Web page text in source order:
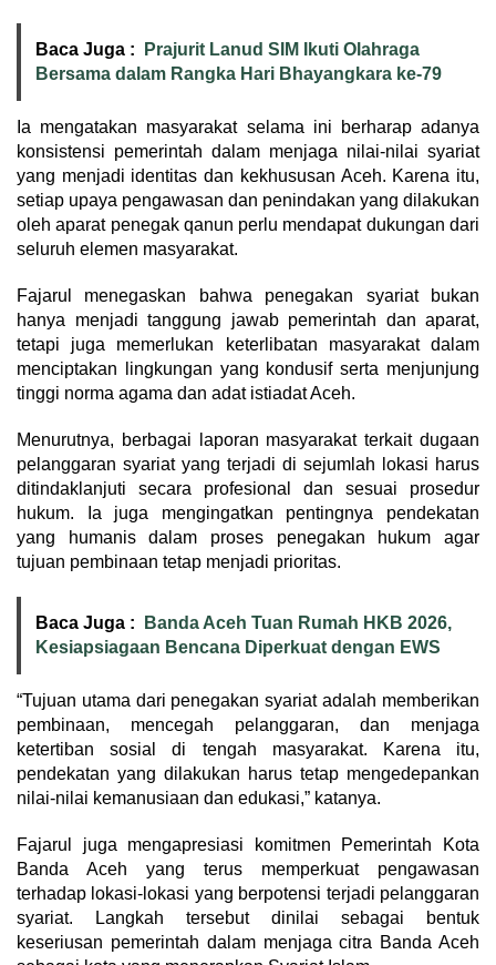
Baca Juga :
Prajurit Lanud SIM Ikuti Olahraga
Bersama dalam Rangka Hari Bhayangkara ke-79
Ia mengatakan masyarakat selama ini berharap adanya
konsistensi pemerintah dalam menjaga nilai-nilai syariat
yang menjadi identitas dan kekhususan Aceh. Karena itu,
setiap upaya pengawasan dan penindakan yang dilakukan
oleh aparat penegak qanun perlu mendapat dukungan dari
seluruh elemen masyarakat.
Fajarul menegaskan bahwa penegakan syariat bukan
hanya menjadi tanggung jawab pemerintah dan aparat,
tetapi juga memerlukan keterlibatan masyarakat dalam
menciptakan lingkungan yang kondusif serta menjunjung
tinggi norma agama dan adat istiadat Aceh.
Menurutnya, berbagai laporan masyarakat terkait dugaan
pelanggaran syariat yang terjadi di sejumlah lokasi harus
ditindaklanjuti secara profesional dan sesuai prosedur
hukum. Ia juga mengingatkan pentingnya pendekatan
yang humanis dalam proses penegakan hukum agar
tujuan pembinaan tetap menjadi prioritas.
Baca Juga :
Banda Aceh Tuan Rumah HKB 2026,
Kesiapsiagaan Bencana Diperkuat dengan EWS
“Tujuan utama dari penegakan syariat adalah memberikan
pembinaan, mencegah pelanggaran, dan menjaga
ketertiban sosial di tengah masyarakat. Karena itu,
pendekatan yang dilakukan harus tetap mengedepankan
nilai-nilai kemanusiaan dan edukasi,” katanya.
Fajarul juga mengapresiasi komitmen Pemerintah Kota
Banda Aceh yang terus memperkuat pengawasan
terhadap lokasi-lokasi yang berpotensi terjadi pelanggaran
syariat. Langkah tersebut dinilai sebagai bentuk
keseriusan pemerintah dalam menjaga citra Banda Aceh